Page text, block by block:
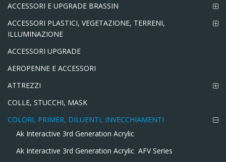
ACCESSORI E UPGRADE BRASSIN
ACCESSORI PLASTICI, VEGETAZIONE, TERRENI,
ILLUMINAZIONE
ACCESSORI UPGRADE
AEROPENNE E ACCESSORI
ATTREZZI
COLLE, STUCCHI, MASK
COLORI, PRIMER, DILUENTI, INVECCHIAMENTI
Ak Interactive 3rd Generation Acrylic
Ak Interactive 3rd Generation Acrylic  AFV Series